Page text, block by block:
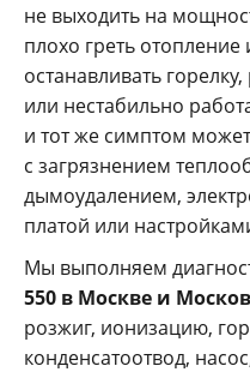
не выходить на
плохо греть
останавливать
или нестабильно
и тот же симптом
с загрязнением
дымоудалением,
платой или
Мы выполняем
550 в Москве и
розжиг, ионизацию,
конденсатоотвод,